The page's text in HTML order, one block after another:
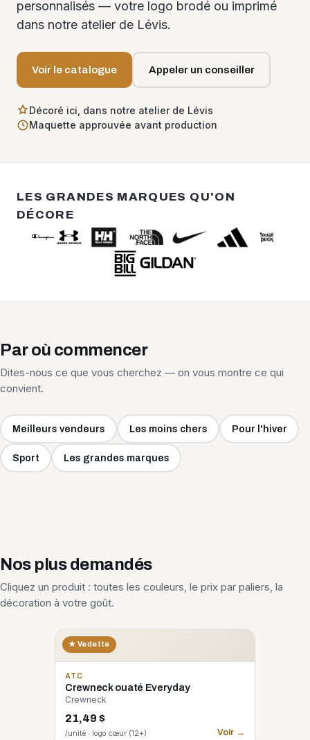
personnalisés — votre logo brodé ou imprimé
dans notre atelier de Lévis.
Voir le catalogue Appeler un conseiller
Décoré ici, dans notre atelier de Lévis
Maquette approuvée avant production
LES GRANDES MARQUES QU'ON
DÉCORE
Par où commencer
Dites-nous ce que vous cherchez — on vous montre ce qui
convient.
Meilleurs vendeurs Les moins chers Pour l'hiver
Sport Les grandes marques
Nos plus demandés
Cliquez un produit : toutes les couleurs, le prix par paliers, la
décoration à votre goût.
★ Vedette
ATC
Crewneck ouaté Everyday
Crewneck
21,49 $
/unité · logo cœur (12+) Voir →